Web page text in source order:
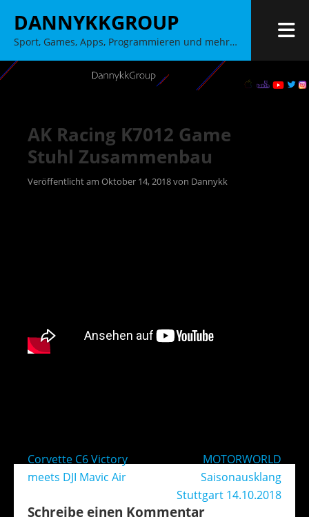
Inhalt
springen
DANNYKKGROUP
Sport, Games, Apps, Programmieren und mehr…
AK Racing K7012 Game
Stuhl Zusammenbau
Veröffentlicht am Oktober 14, 2018von Dannykk
Beitragsnavigation
Corvette C6 Victory
meets DJI Mavic Air
MOTORWORLD
Saisonausklang
Stuttgart 14.10.2018
Schreibe einen Kommentar